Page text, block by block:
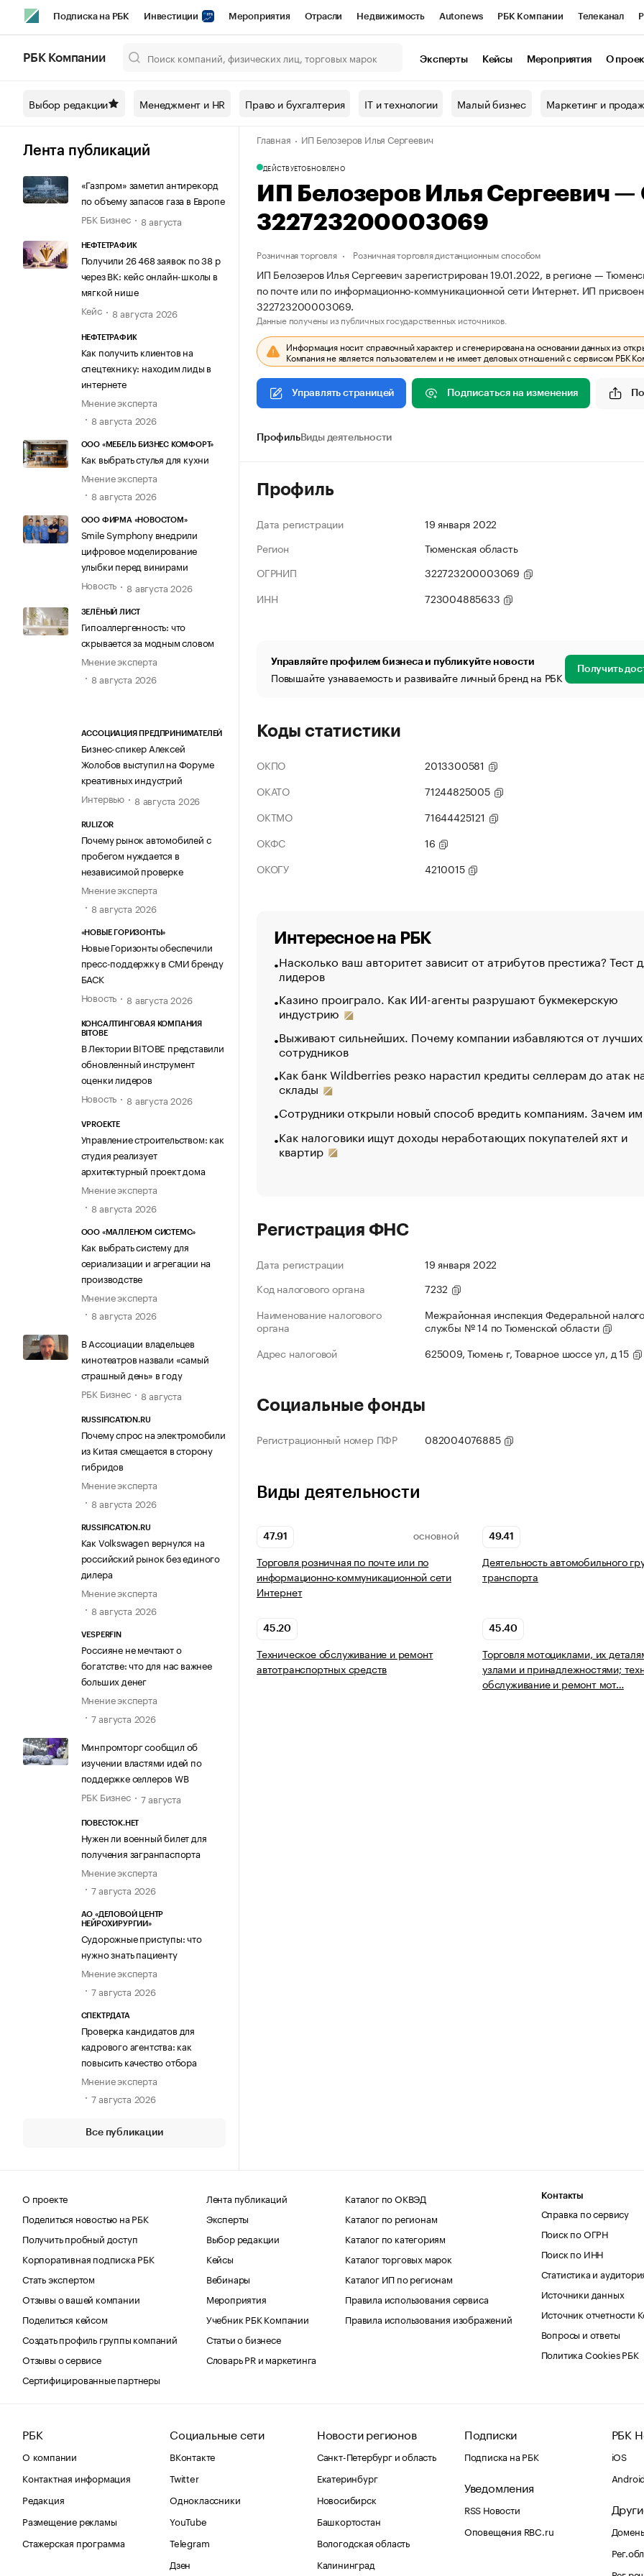
Подписка на РБК Инвестиции Мероприятия Отрасли Недвижимость Autonews РБК Компании Телеканал
Спецпроекты СПб Конференции СПб Спецпроекты Проверка контрагентов
Технологии и медиа Рынок наличной валюты
РБК Компании Эксперты Кейсы Мероприятия О
Выбор редакции Менеджмент и HR Право и бухгалтерия IT и технологии Малый бизнес Маркетинг и
Лента публикаций
«Газпром» заметил антирекорд
по объему запасов газа в Европе
РБК Бизнес
8 августа
НЕФТЕТРАФИК
Получили 26 468 заявок по 38 р
через ВК: кейс онлайн-школы в
мягкой нише
Кейс
8 августа 2026
НЕФТЕТРАФИК
Как получить клиентов на
спецтехнику: находим лиды в
интернете
Мнение эксперта
8 августа 2026
ООО «МЕБЕЛЬ БИЗНЕС КОМФОРТ»
Как выбрать стулья для кухни
Мнение эксперта
8 августа 2026
ООО ФИРМА «НОВОСТОМ»
Smile Symphony внедрили
цифровое моделирование
улыбки перед винирами
Новость
8 августа 2026
ЗЕЛЁНЫЙ ЛИСТ
Гипоаллергенность: что
скрывается за модным словом
Мнение эксперта
8 августа 2026
АССОЦИАЦИЯ ПРЕДПРИНИМАТЕЛЕЙ
Бизнес-спикер Алексей
Жолобов выступил на Форуме
креативных индустрий
Интервью
8 августа 2026
RULIZOR
Почему рынок автомобилей с
пробегом нуждается в
независимой проверке
Мнение эксперта
8 августа 2026
«НОВЫЕ ГОРИЗОНТЫ»
Новые Горизонты обеспечили
пресс-поддержку в СМИ бренду
БАСК
Новость
8 августа 2026
КОНСАЛТИНГОВАЯ КОМПАНИЯ
BITOBE
В Лектории BITOBE представили
обновленный инструмент
оценки лидеров
Новость
8 августа 2026
VPROEKTE
Управление строительством: как
студия реализует
архитектурный проект дома
Мнение эксперта
8 августа 2026
ООО «МАЛЛЕНОМ СИСТЕМС»
Как выбрать систему для
сериализации и агрегации на
производстве
Мнение эксперта
8 августа 2026
В Ассоциации владельцев
кинотеатров назвали «самый
страшный день» в году
РБК Бизнес
8 августа
RUSSIFICATION.RU
Почему спрос на электромобили
из Китая смещается в сторону
гибридов
Мнение эксперта
8 августа 2026
RUSSIFICATION.RU
Как Volkswagen вернулся на
российский рынок без единого
дилера
Мнение эксперта
8 августа 2026
VESPERFIN
Россияне не мечтают о
богатстве: что для нас важнее
больших денег
Мнение эксперта
7 августа 2026
Минпромторг сообщил об
изучении властями идей по
поддержке селлеров WB
РБК Бизнес
7 августа
ПОВЕСТОК.НЕТ
Нужен ли военный билет для
получения загранпаспорта
Мнение эксперта
7 августа 2026
АО «ДЕЛОВОЙ ЦЕНТР
НЕЙРОХИРУРГИИ»
Судорожные приступы: что
нужно знать пациенту
Мнение эксперта
7 августа 2026
СПЕКТРДАТА
Проверка кандидатов для
кадрового агентства: как
повысить качество отбора
Мнение эксперта
7 августа 2026
Все публикации
Главная ИП Белозеров Илья Сергеевич
ДЕЙСТВУЕТОБНОВЛЕНО
ИП Белозеров Илья Сергеевич
322723200003069
Розничная торговля Розничная торговля дистанционным способом
ИП Белозеров Илья Сергеевич зарегистрирован 19.01.2022, в регионе —
по почте или по информационно-коммуникационной сети Интернет. ИП
322723200003069.
Данные получены из публичных государственных источников.
Информация носит справочный характер и сгенерирована на основании данных из
Компания не является пользователем и не имеет деловых отношений с сервисом РБК
Управлять страницей Подписаться на изменения
ПрофильВиды деятельности
Профиль
Дата регистрации
19 января 2022
Регион
Тюменская область
ОГРНИП
322723200003069
ИНН
723004885633
Управляйте профилем бизнеса и публикуйте новости
Повышайте узнаваемость и развивайте личный бренд на РБК Получить
Коды статистики
ОКПО
2013300581
ОКАТО
71244825005
ОКТМО
71644425121
ОКФС
16
ОКОГУ
4210015
Интересное на РБК
Насколько ваш авторитет зависит от атрибутов престижа? Тест
лидеров
Казино проиграло. Как ИИ-агенты разрушают букмекерскую
индустрию
Выживают сильнейших. Почему компании избавляются от лучших
сотрудников
Как банк Wildberries резко нарастил кредиты селлерам до атак
склады
Сотрудники открыли новый способ вредить компаниям. Зачем
Как налоговики ищут доходы неработающих покупателей яхт и
квартир
Регистрация ФНС
Дата регистрации
19 января 2022
Код налогового органа
7232
Наименование налогового
органа
Межрайонная инспекция Федеральной
службы № 14 по Тюменской области
Адрес налоговой
625009, Тюмень г, Товарное шоссе ул, д 15
Социальные фонды
Регистрационный номер ПФР 082004076885
Виды деятельности
47.91 ОСНОВНОЙ
Торговля розничная по почте или по
информационно-коммуникационной сети
Интернет
49.41
Деятельность автомобильного
транспорта
45.20
Техническое обслуживание и ремонт
автотранспортных средств
45.40
Торговля мотоциклами, их
узлами и принадлежностями;
обслуживание и ремонт мот…
О проекте
Поделиться новостью на РБК
Получить пробный доступ
Корпоративная подписка РБК
Стать экспертом
Отзывы о вашей компании
Поделиться кейсом
Создать профиль группы компаний
Отзывы о сервисе
Сертифицированные партнеры
Лента публикаций
Эксперты
Выбор редакции
Кейсы
Вебинары
Мероприятия
Учебник РБК Компании
Статьи о бизнесе
Словарь PR и маркетинга
Каталог по ОКВЭД
Каталог по регионам
Каталог по категориям
Каталог торговых марок
Каталог ИП по регионам
Правила использования сервиса
Правила использования изображений
Контакты
Справка по сервису
Поиск по ОГРН
Поиск по ИНН
Статистика и
Источники данных
Источник отчетности
Вопросы и ответы
Политика Cookies РБК
РБК
О компании
Контактная информация
Редакция
Размещение рекламы
Стажерская программа
Социальные сети
ВКонтакте
Twitter
Одноклассники
YouTube
Telegram
Дзен
Новости регионов
Санкт-Петербург и область
Екатеринбург
Новосибирск
Башкортостан
Вологодская область
Калининград
Подписки
Подписка на РБК
Уведомления
RSS Новости
Оповещения RBC.ru
РБК
iOS